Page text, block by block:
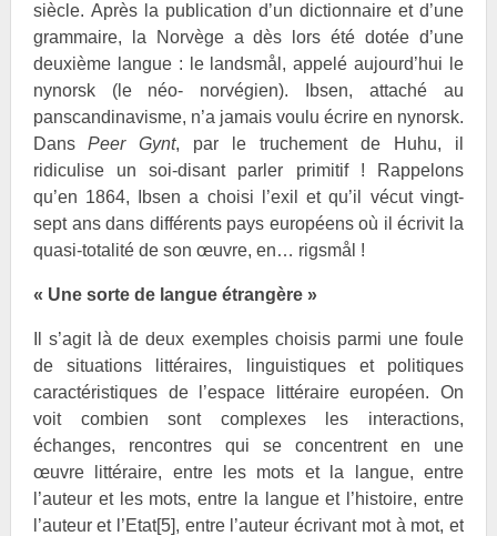
siècle. Après la publication d’un dictionnaire et d’une
grammaire, la Norvège a dès lors été dotée d’une
deuxième langue : le landsmål, appelé aujourd’hui le
nynorsk (le néo- norvégien).
Ibsen, attaché au
panscandinavisme, n’a jamais voulu écrire en nynorsk.
Dans Peer Gynt, par le truchement de Huhu, il
ridiculise un soi-disant parler primitif ! Rappelons
qu’en 1864,
Ibsen a choisi l’exil et qu’il vécut vingt-
sept ans dans différents pays européens où il écrivit la
quasi-totalité de son œuvre, en… rigsmål !
« Une sorte de langue étrangère »
Il s’agit là de deux exemples choisis parmi une foule
de situations littéraires, linguistiques et politiques
caractéristiques de l’espace littéraire européen. On
voit combien sont complexes les interactions,
échanges, rencontres qui se concentrent en une
œuvre littéraire, entre les mots et la langue, entre
l’auteur et les mots, entre la langue et l’histoire, entre
l’auteur et l’Etat[5], entre l’auteur écrivant mot à mot, et